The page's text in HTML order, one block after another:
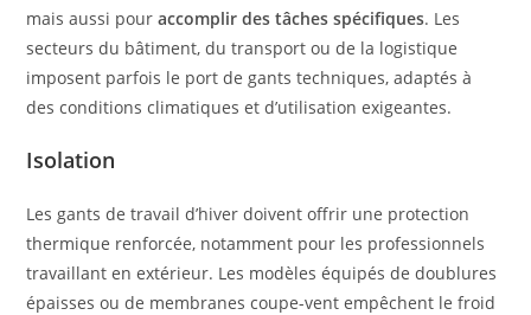
mais aussi pouraccomplir des tâches spécifiques. Les
secteurs du bâtiment, du transport ou de la logistique
imposent parfois le port de gants techniques, adaptés à
des conditions climatiques et d’utilisation exigeantes.
Isolation
Les gants de travail d’hiver doivent offrir une protection
thermique renforcée, notamment pour les professionnels
travaillant en extérieur. Les modèles équipés de doublures
épaisses ou de membranes coupe-vent empêchent le froid